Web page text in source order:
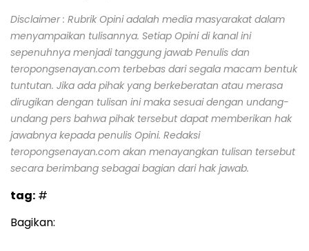
Disclaimer : Rubrik Opini adalah media masyarakat dalam
menyampaikan tulisannya. Setiap Opini di kanal ini
sepenuhnya menjadi tanggung jawab Penulis dan
teropongsenayan.com terbebas dari segala macam bentuk
tuntutan. Jika ada pihak yang berkeberatan atau merasa
dirugikan dengan tulisan ini maka sesuai dengan undang-
undang pers bahwa pihak tersebut dapat memberikan hak
jawabnya kepada penulis Opini. Redaksi
teropongsenayan.com akan menayangkan tulisan tersebut
secara berimbang sebagai bagian dari hak jawab.
tag: #
Bagikan: